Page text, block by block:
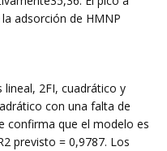
adsorción de HMNP
lineal, 2FI, cuadrático y
con una falta de
confirma que el modelo es
previsto = 0,9787. Los